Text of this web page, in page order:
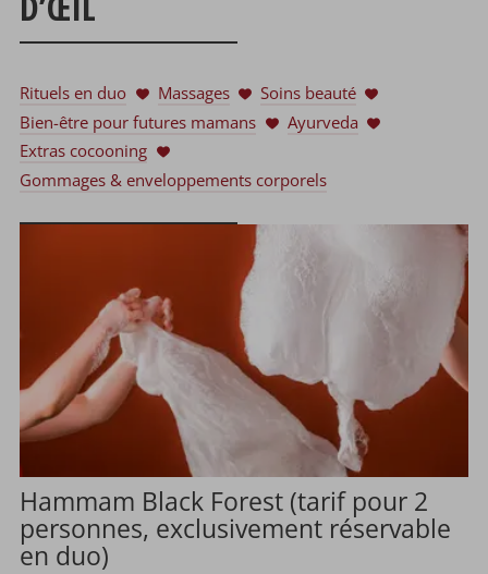
Rituels en duo Massages
Soins beauté
Bien-être pour futures mamans
Ayurveda
Extras cocooning
Gommages & enveloppements corporels
Hammam Black Forest (tarif pour 2
personnes, exclusivement réservable
en duo)